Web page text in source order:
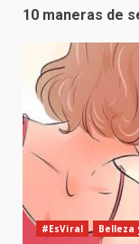
10 maneras de
#EsViral Belleza